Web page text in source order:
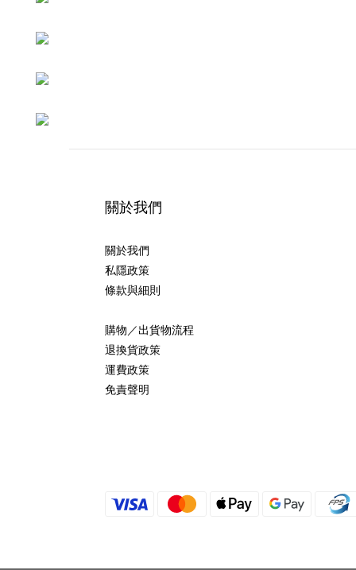
關於我們
關於我們
私隱政策
條款與細則
購物／出貨物流程
退換貨政策
運費政策
免責聲明